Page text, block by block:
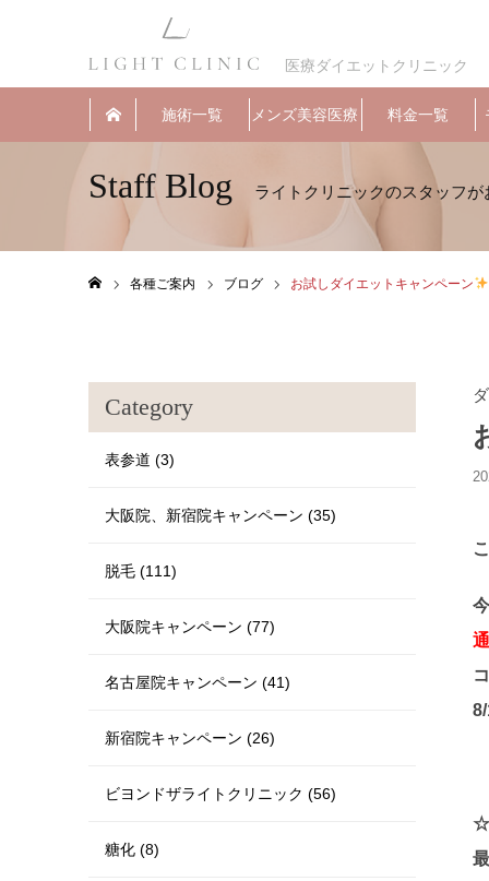
医療ダイエットクリニック
施術一覧 メンズ美容医療 料金一覧
Staff Blog
各種ご案内 ブログ お試しダイエットキャンペーン
☆
Category
表参道 (3)
大阪院、新宿院キャンペーン (35)
脱毛 (111)
大阪院キャンペーン (77)
名古屋院キャンペーン (41)
新宿院キャンペーン (26)
ビヨンドザライトクリニック (56)
糖化 (8)